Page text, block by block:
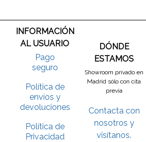
INFORMACIÓN
AL USUARIO
Pago
seguro
Política de
envíos y
devoluciones
Política de
Privacidad
DÓNDE
ESTAMOS
Showroom privado en
Madrid sólo con cita
previa
Contacta con
nosotros y
visítanos.